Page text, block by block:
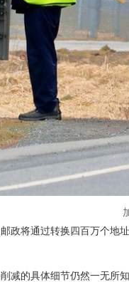
邮政将通过转换四百万个地
减的具体细节仍然一无所